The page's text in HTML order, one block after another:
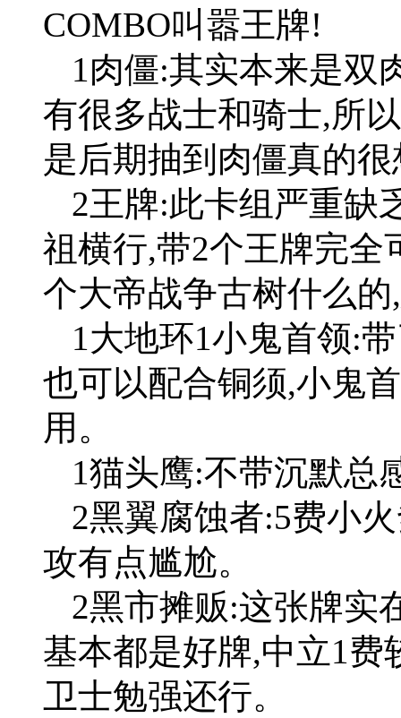
COMBO叫嚣王牌!
1肉僵:其实本来是双
有很多战士和骑士,所
是后期抽到肉僵真的
2王牌:此卡组严重缺
祖横行,带2个王牌完全
个大帝战争古树什么
1大地环1小鬼首领:
也可以配合铜须,小鬼
用。
1猫头鹰:不带沉默总
2黑翼腐蚀者:5费小
攻有点尴尬。
2黑市摊贩:这张牌实
基本都是好牌,中立1费
卫士勉强还行。